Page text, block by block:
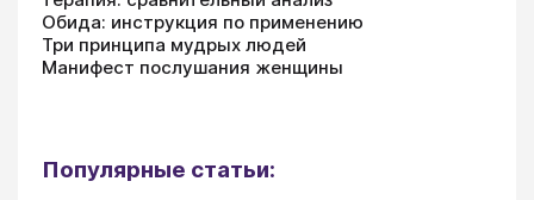
Обида: инструкция по применению
Три принципа мудрых людей
Манифест послушания женщины
Популярные статьи: